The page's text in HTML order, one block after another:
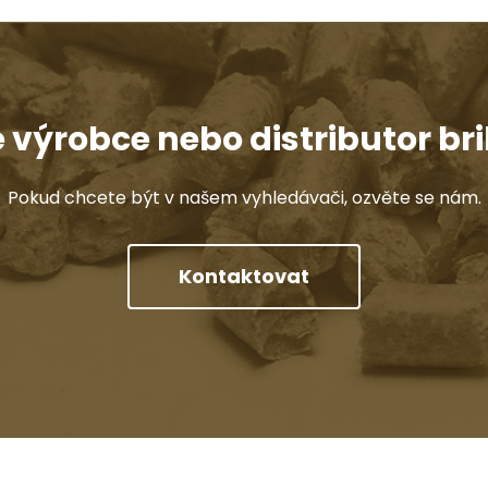
výrobce nebo distributor
Pokud chcete být v našem vyhledávači, ozvěte se nám.
Kontaktovat